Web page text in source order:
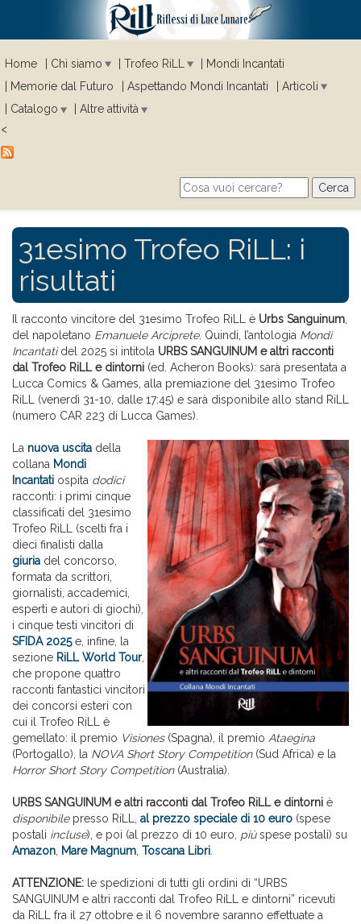
Home Chi siamo Trofeo RiLL
Mondi Incantati
Memorie dal Futuro
Aspettando Mondi Incantati
Articoli
Catalogo
Altre attività
<
Search form
Cerca
31esimo Trofeo RiLL: i
risultati
Il racconto vincitore del 31esimo Trofeo RiLL è Urbs Sanguinum
del napoletano Emanuele Arciprete. Quindi, l’antologia Mondi
Incantatidel 2025 si intitola URBS SANGUINUM e altri racconti
dal Trofeo RiLL e dintorni (ed. Acheron Books): sarà presentata a
Lucca Comics & Games, alla premiazione del 31esimo Trofeo
RiLL (venerdì 31-10, dalle 17:45) e sarà disponibile allo stand RiLL
(numero CAR 223 di Lucca Games).
La nuova uscita della
collana Mondi
Incantati ospita dodici
racconti: i primi cinque
classificati del 31esimo
Trofeo RiLL (scelti fra i
dieci finalisti dalla
giuria del concorso,
formata da scrittori,
giornalisti, accademici,
esperti e autori di giochi),
i cinque testi vincitori di
SFIDA 2025e, infine, la
sezione RiLL World Tour,
che propone quattro
racconti fantastici vincitori
dei concorsi esteri con
cui il Trofeo RiLL è
gemellato: il premio Visiones(Spagna), il premio Ataegina
(Portogallo), la NOVA Short Story Competition(Sud Africa) e la
Horror Short Story Competition(Australia).
URBS SANGUINUM e altri racconti dal Trofeo RiLL e dintorni è
disponibilepresso RiLL, al prezzo speciale di 10 euro (spese
postali incluse), e poi (al prezzo di 10 euro, piùspese postali) su
Amazon Mare Magnum Toscana Libri
ATTENZIONE: le spedizioni di tutti gli ordini di “URBS
SANGUINUM e altri racconti dal Trofeo RiLL e dintorni” ricevuti
da RiLL fra il 27 ottobre e il 6 novembre saranno effettuate a